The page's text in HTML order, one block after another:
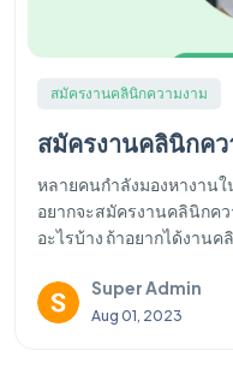
สมัครงานคลินิกความงาม
สมัครงานคลินิกคว
หลายคนกำลังมองหางาน
อยากจะสมัครงานคลินิกคว
อะไรบ้าง ถ้าอยากได้งานค
Super Admin
Aug 01, 2023